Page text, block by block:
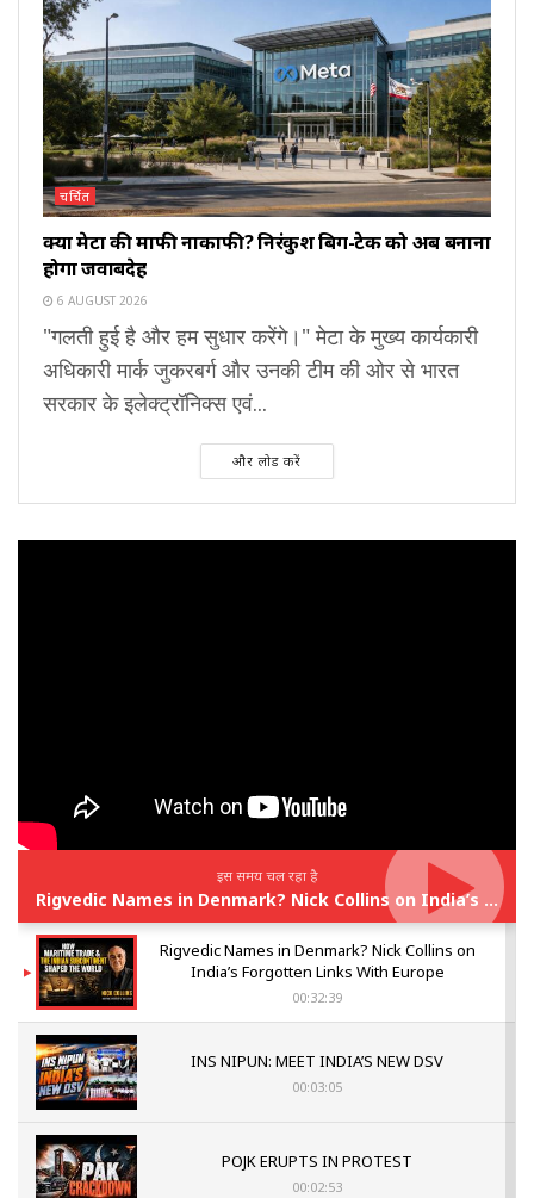
चर्चित
क्या मेटा की माफी नाकाफी? निरंकुश बिग-टेक को अब बनाना
होगा जवाबदेह
6 AUGUST 2026
"गलती हुई है और हम सुधार करेंगे।" मेटा के मुख्य कार्यकारी
अधिकारी मार्क जुकरबर्ग और उनकी टीम की ओर से भारत
सरकार के इलेक्ट्रॉनिक्स एवं...
और लोड करें
इस समय चल रहा है
Rigvedic Names in Denmark? Nick Collins on India’s Forgotten Links With Europe
Rigvedic Names in Denmark? Nick Collins on
India’s Forgotten Links With Europe
00:32:39
INS NIPUN: MEET INDIA’S NEW DSV
00:03:05
POJK ERUPTS IN PROTEST
00:02:53